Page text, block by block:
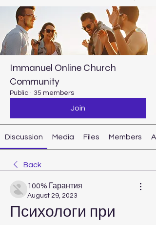
Immanuel Online Church
Community
Public · 35 members
Join
Discussion Media Files Members
Back
100% Гарантия
August 29, 2023
Психологи при